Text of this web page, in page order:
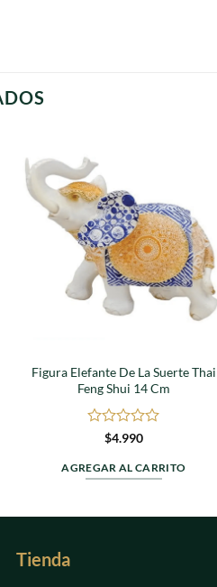
favoritos
Figura Elefante De La Suerte Thai
Feng Shui 14 Cm
Valorado
0
de
$4.990
AGREGAR AL CARRITO
Tienda